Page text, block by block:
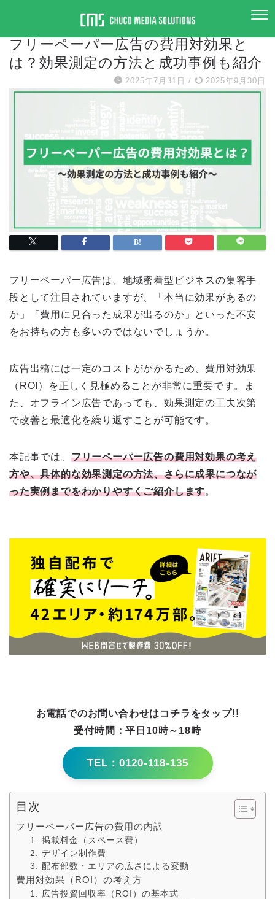
電話でお問い合わせ
フリーペーパー広告の費用対効果と
は？効果測定の方法と成功事例も紹介
2025年7月31日 / 2025年9月30日
フリーペーパー広告は、地域密着型ビジネスの集客手
段として注目されていますが、「本当に効果があるの
か」「費用に見合った成果が出るのか」といった不安
をお持ちの方も多いのではないでしょうか。
広告出稿には一定のコストがかかるため、費用対効果
（ROI）を正しく見極めることが非常に重要です。ま
た、オフライン広告であっても、効果測定の工夫次第
で改善と最適化を繰り返すことが可能です。
本記事では、 フリーペーパー広告の費用対効果の考え
方や、具体的な効果測定の方法、さらに成果につなが
った実例までをわかりやすくご紹介します。
お電話でのお問い合わせはコチラをタップ!!
受付時間：平日10時～18時
TEL：0120-118-135
目次
フリーペーパー広告の費用の内訳
1. 掲載料金（スペース費）
2. デザイン制作費
3. 配布部数・エリアの広さによる変動
費用対効果（ROI）の考え方
1. 広告投資回収率（ROI）の基本式